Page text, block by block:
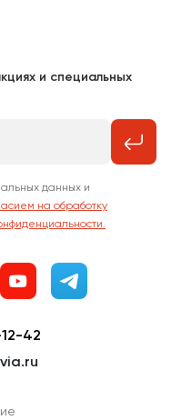
и специальных
данных и
на обработку
12-42